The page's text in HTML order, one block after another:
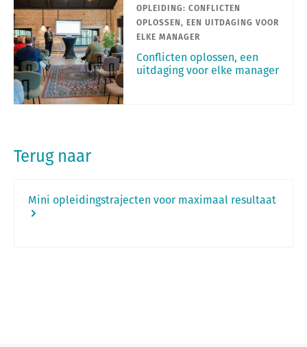
OPLEIDING: CONFLICTEN
OPLOSSEN, EEN UITDAGING VOOR
ELKE MANAGER
Conflicten oplossen, een
uitdaging voor elke manager
Terug naar
Mini opleidingstrajecten voor maximaal resultaat